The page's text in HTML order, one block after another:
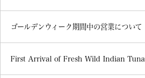
ゴールデンウィーク期間中の営業について
First Arrival of Fresh Wild Indian